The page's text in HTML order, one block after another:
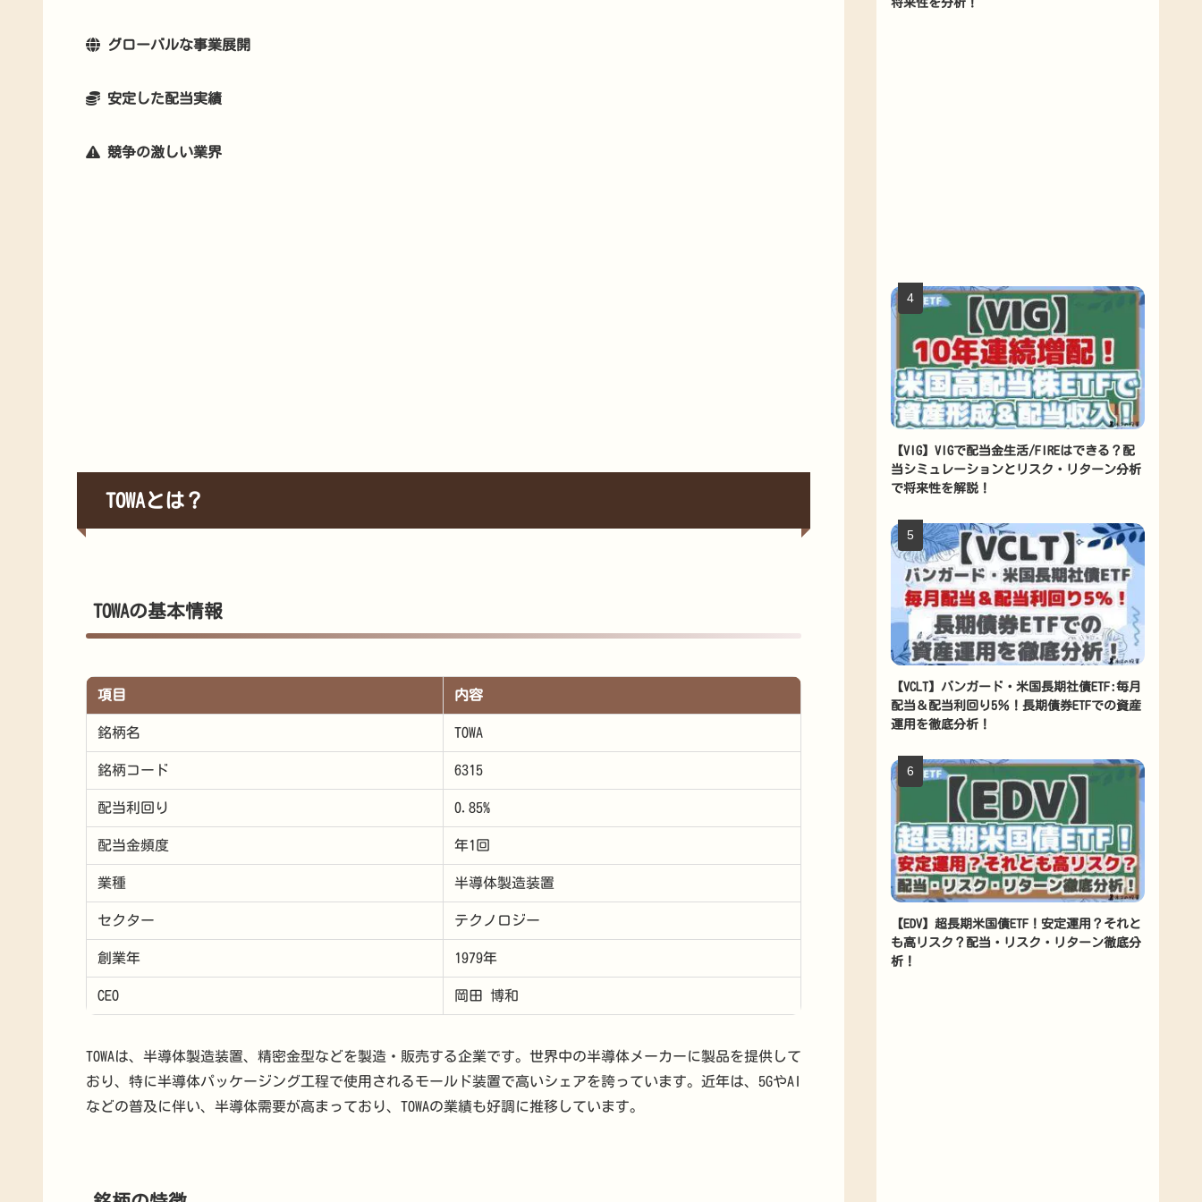
グローバルな事業展開
安定した配当実績
競争の激しい業界
TOWAとは？
TOWAの基本情報
項目 内容
銘柄名 TOWA
銘柄コード 6315
配当利回り 0.85%
配当金頻度 年1回
業種 半導体製造装置
セクター テクノロジー
創業年 1979年
CEO 岡田 博和
TOWAは、半導体製造装置、精密金型などを製造・販売する企業です。世界中の半導体メーカーに製品を提供して
おり、特に半導体パッケージング工程で使用されるモールド装置で高いシェアを誇っています。近年は、5GやAI
などの普及に伴い、半導体需要が高まっており、TOWAの業績も好調に推移しています。
将来性を分析！
【VIG】VIGで配当金生活/FIREはできる？配
当シミュレーションとリスク・リターン分析
で将来性を解説！
【VCLT】バンガード・米国長期社債ETF:毎月
配当＆配当利回り5％！長期債券ETFでの資産
運用を徹底分析！
【EDV】超長期米国債ETF！安定運用？それと
も高リスク？配当・リスク・リターン徹底分
析！